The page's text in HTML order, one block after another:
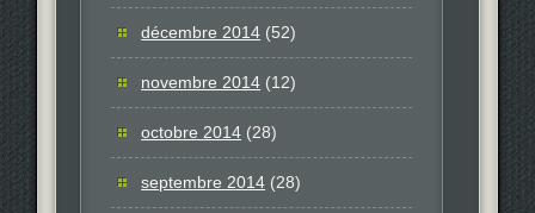
décembre 2014 (52)
novembre 2014 (12)
octobre 2014 (28)
septembre 2014 (28)